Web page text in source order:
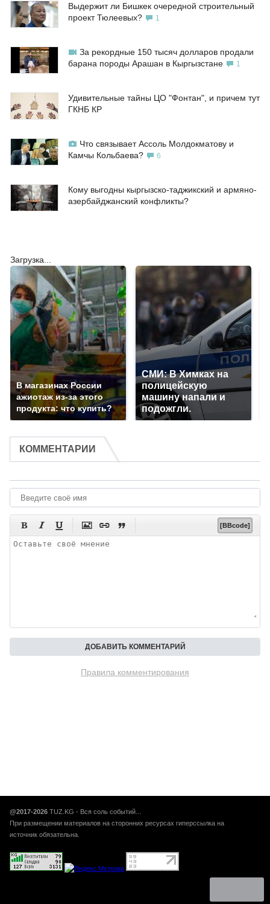
Выдержит ли Бишкек очередной строительный
проект Тюлеевых?
1
За рекордные 150 тысяч долларов продали
барана породы Арашан в Кыргызстане
1
Удивительные тайны ЦО "Фонтан", и причем тут
ГКНБ КР
Что связывает Ассоль Молдокматову и
Камчы Кольбаева?
6
Кому выгодны кыргызско-таджикский и армяно-
азербайджанский конфликты?
Загрузка...
В магазинах России
ажиотаж из-за этого
продукта: что купить?
СМИ: В Химках на
полицейскую
машину напали и
подожгли.
КОММЕНТАРИИ
      [BBcode]
Правила комментирования
@2017-2026 TUZ.KG - Вся соль событий...
При размещении материалов на сторонних ресурсах гиперссылка на
источник обязательна.